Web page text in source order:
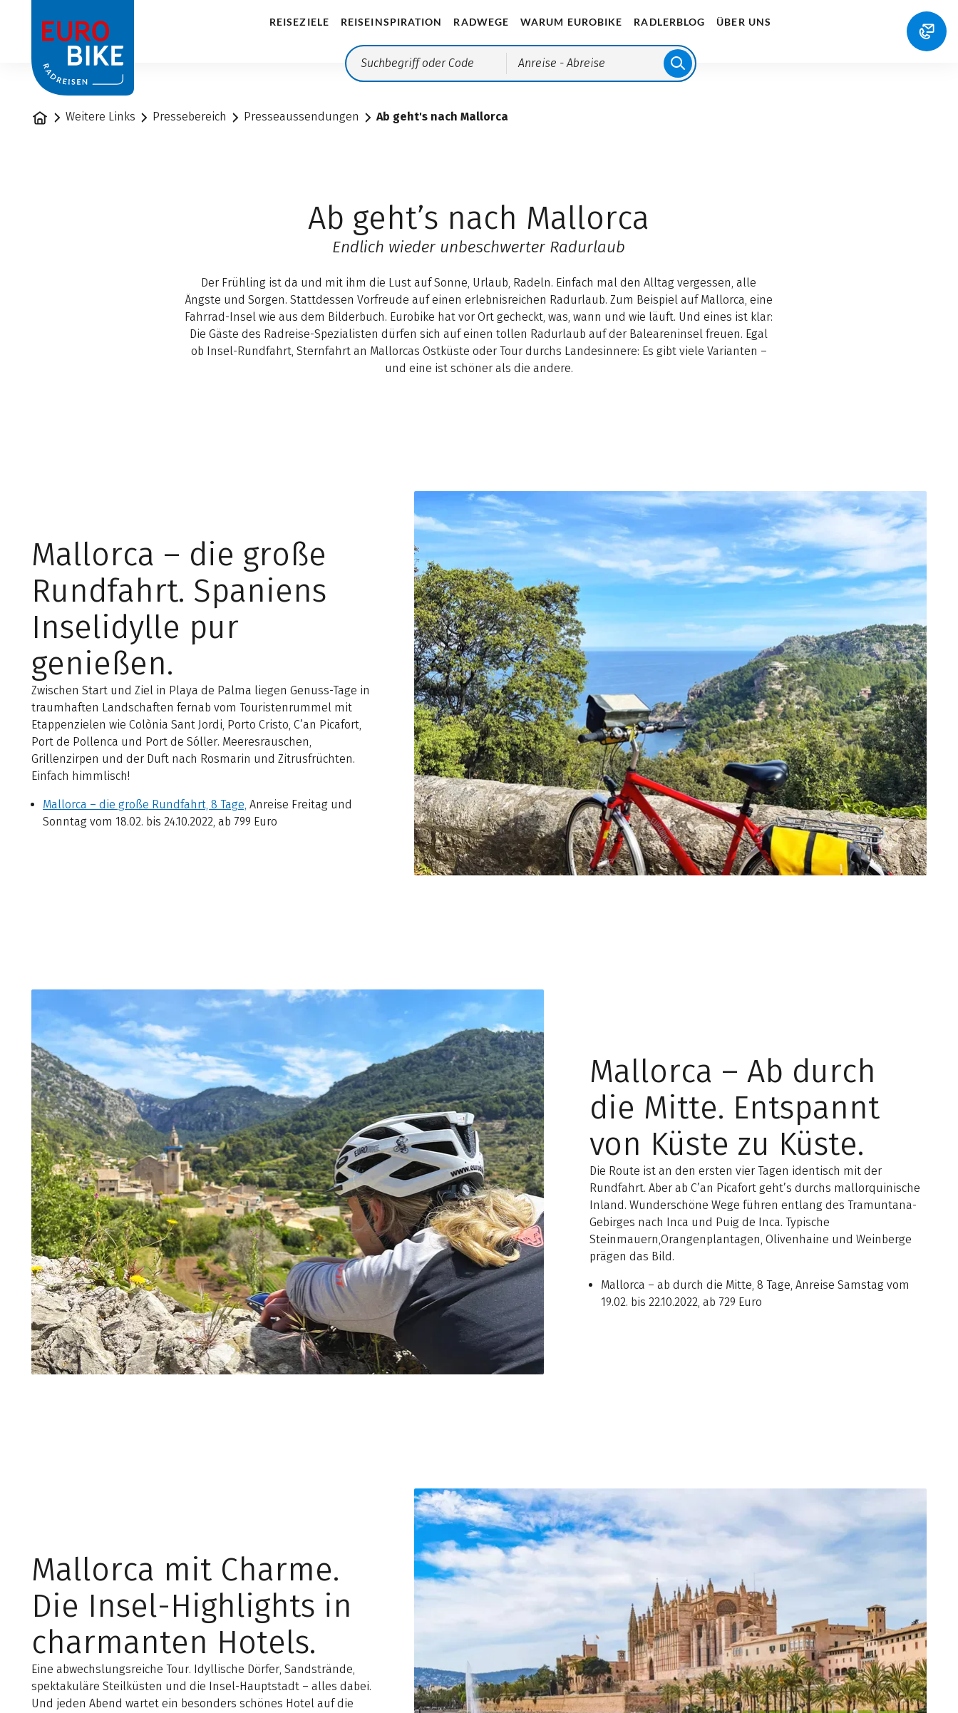
REISEZIELE REISEINSPIRATION RADWEGE WARUM EUROBIKE RADLERBLOG ÜBER UNS
Anreise - Abreise
StartseiteWeitere Links Pressebereich Presseaussendungen Ab geht's nach Mallorca
Ab geht’s nach Mallorca
Endlich wieder unbeschwerter Radurlaub
Der Frühling ist da und mit ihm die Lust auf Sonne, Urlaub, Radeln. Einfach mal den Alltag vergessen, alle
Ängste und Sorgen. Stattdessen Vorfreude auf einen erlebnisreichen Radurlaub. Zum Beispiel auf Mallorca, eine
Fahrrad-Insel wie aus dem Bilderbuch. Eurobike hat vor Ort gecheckt, was, wann und wie läuft. Und eines ist klar:
Die Gäste des Radreise-Spezialisten dürfen sich auf einen tollen Radurlaub auf der Baleareninsel freuen. Egal
ob Insel-Rundfahrt, Sternfahrt an Mallorcas Ostküste oder Tour durchs Landesinnere: Es gibt viele Varianten –
und eine ist schöner als die andere.
Mallorca – die große
Rundfahrt. Spaniens
Inselidylle pur
genießen.
Zwischen Start und Ziel in Playa de Palma liegen Genuss-Tage in
traumhaften Landschaften fernab vom Touristenrummel mit
Etappenzielen wie Colònia Sant Jordi, Porto Cristo, C’an Picafort,
Port de Pollenca und Port de Sóller. Meeresrauschen,
Grillenzirpen und der Duft nach Rosmarin und Zitrusfrüchten.
Einfach himmlisch!
Mallorca – die große Rundfahrt, 8 Tage, Anreise Freitag und
Sonntag vom 18.02. bis 24.10.2022, ab 799 Euro
Mallorca – Ab durch
die Mitte. Entspannt
von Küste zu Küste.
Die Route ist an den ersten vier Tagen identisch mit der
Rundfahrt. Aber ab C’an Picafort geht’s durchs mallorquinische
Inland. Wunderschöne Wege führen entlang des Tramuntana-
Gebirges nach Inca und Puig de Inca. Typische
Steinmauern,Orangenplantagen, Olivenhaine und Weinberge
prägen das Bild.
Mallorca – ab durch die Mitte, 8 Tage, Anreise Samstag vom
19.02. bis 22.10.2022, ab 729 Euro
Mallorca mit Charme.
Die Insel-Highlights in
charmanten Hotels.
Eine abwechslungsreiche Tour. Idyllische Dörfer, Sandstrände,
spektakuläre Steilküsten und die Insel-Hauptstadt – alles dabei.
Und jeden Abend wartet ein besonders schönes Hotel auf die